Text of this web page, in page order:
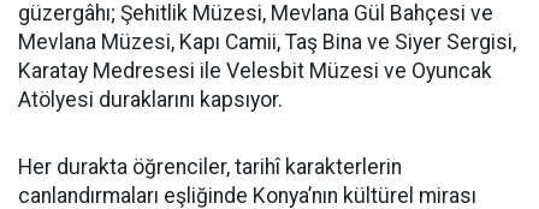
güzergâhı; Şehitlik Müzesi, Mevlana Gül Bahçesi ve
Mevlana Müzesi, Kapı Camii, Taş Bina ve Siyer Sergisi,
Karatay Medresesi ile Velesbit Müzesi ve Oyuncak
Atölyesi duraklarını kapsıyor.
Her durakta öğrenciler, tarihî karakterlerin
canlandırmaları eşliğinde Konya’nın kültürel mirası